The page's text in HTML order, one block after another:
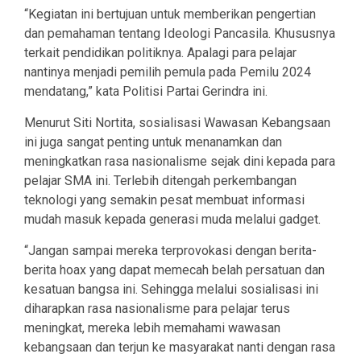
“Kegiatan ini bertujuan untuk memberikan pengertian
dan pemahaman tentang Ideologi Pancasila. Khususnya
terkait pendidikan politiknya. Apalagi para pelajar
nantinya menjadi pemilih pemula pada Pemilu 2024
mendatang,” kata Politisi Partai Gerindra ini.
Menurut Siti Nortita, sosialisasi Wawasan Kebangsaan
ini juga sangat penting untuk menanamkan dan
meningkatkan rasa nasionalisme sejak dini kepada para
pelajar SMA ini. Terlebih ditengah perkembangan
teknologi yang semakin pesat membuat informasi
mudah masuk kepada generasi muda melalui gadget.
“Jangan sampai mereka terprovokasi dengan berita-
berita hoax yang dapat memecah belah persatuan dan
kesatuan bangsa ini. Sehingga melalui sosialisasi ini
diharapkan rasa nasionalisme para pelajar terus
meningkat, mereka lebih memahami wawasan
kebangsaan dan terjun ke masyarakat nanti dengan rasa